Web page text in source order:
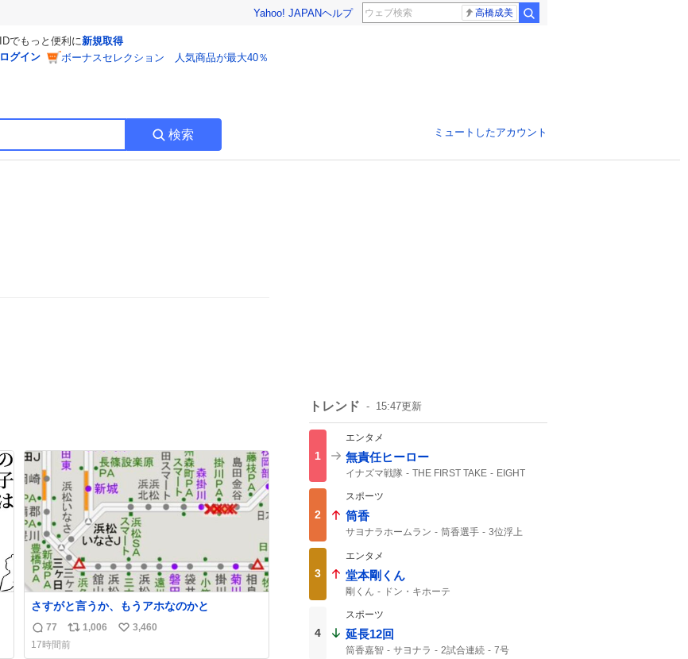
Yahoo! JAPANヘルプ 高橋成美
IDでもっと便利に新規取得
ログイン
ボーナスセレクション 人気商品が最大40％
検索 ミュートしたアカウント
さすがと言うか、もうアホなのかと
返
信
77
リ
ポ
1,006
い
3,460
17時間前
トレンド 15:47更新
1
エンタメ
無責任ヒーロー
イナズマ戦隊 THE FIRST TAKE
EIGHT
させてもらいました
2
スポーツ
筒香
サヨナラホームラン 筒香選手
3位浮上
サヨナラ勝ち
47分
ハマスタ
初勝利
延長戦
3
エンタメ
堂本剛くん
剛くん ドン・キホーテ
4
スポーツ
延長12回
筒香嘉智 サヨナラ 2試合連続
7号